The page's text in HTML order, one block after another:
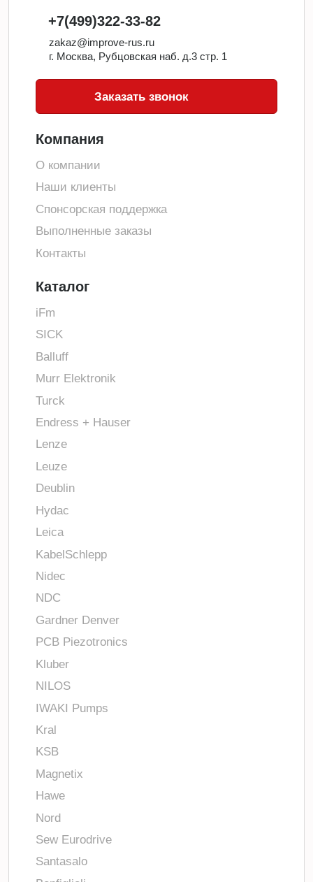
+7(499)322-33-82
zakaz@improve-rus.ru
г. Москва, Рубцовская наб. д.3 стр. 1
Заказать звонок
Компания
О компании
Наши клиенты
Спонсорская поддержка
Выполненные заказы
Контакты
Каталог
iFm
SICK
Balluff
Murr Elektronik
Turck
Endress + Hauser
Lenze
Leuze
Deublin
Hydac
Leica
KabelSchlepp
Nidec
NDC
Gardner Denver
PCB Piezotronics
Kluber
NILOS
IWAKI Pumps
Kral
KSB
Magnetix
Hawe
Nord
Sew Eurodrive
Santasalo